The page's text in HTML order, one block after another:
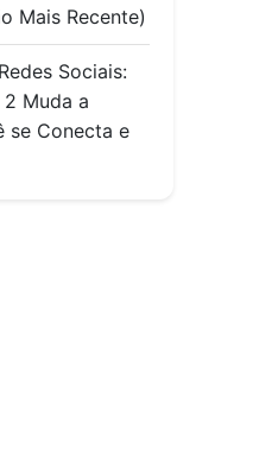
Mais Recente)
Sociais:
Muda a
se Conecta e